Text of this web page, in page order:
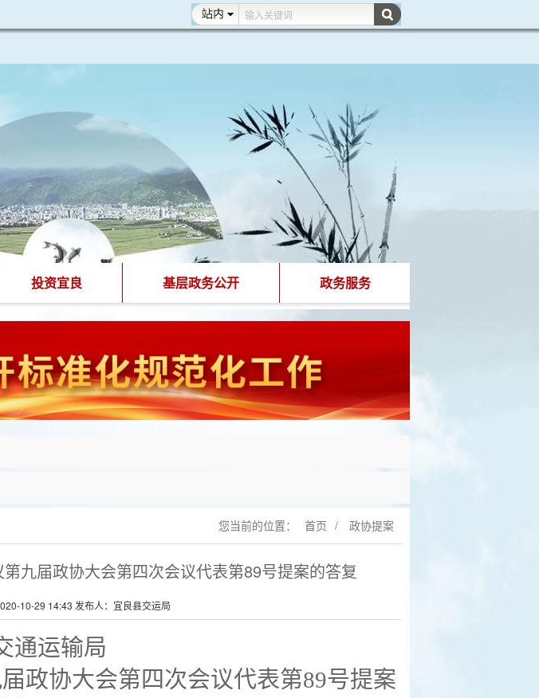
投资宜良 基层政务公开 政务服务
您当前的位置： 首页 / 政协提案
九届政协大会第四次会议代表第89号提案的答复
10-29 14:43 发布人：宜良县交运局
通运输局
政协大会第四次会议代表第89号提案